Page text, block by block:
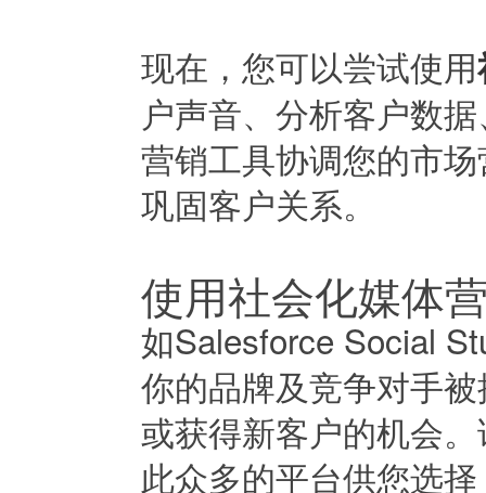
现在，您可以尝试使用
户声音、分析客户数
营销工具协调您的市
巩固客户关系。
使用社会化媒体
如Salesforce Social
你的品牌及竞争对手
或获得新客户的机会
此众多的平台供您选